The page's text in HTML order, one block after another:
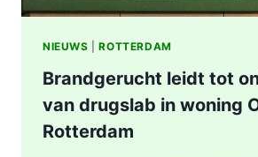
NIEUWS |ROTTERDAM
Brandgerucht leidt tot
van drugslab in woning
Rotterdam